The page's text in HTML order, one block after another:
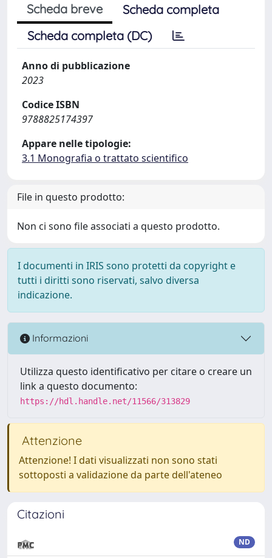
Scheda breve
Scheda completa
Scheda completa (DC)
Anno di pubblicazione
2023
Codice ISBN
9788825174397
Appare nelle tipologie:
3.1 Monografia o trattato scientifico
File in questo prodotto:
Non ci sono file associati a questo prodotto.
I documenti in IRIS sono protetti da copyright e
tutti i diritti sono riservati, salvo diversa
indicazione.
Informazioni
Utilizza questo identificativo per citare o creare un
link a questo documento:
https://hdl.handle.net/11566/313829
Attenzione
Attenzione! I dati visualizzati non sono stati
sottoposti a validazione da parte dell'ateneo
Citazioni
ND